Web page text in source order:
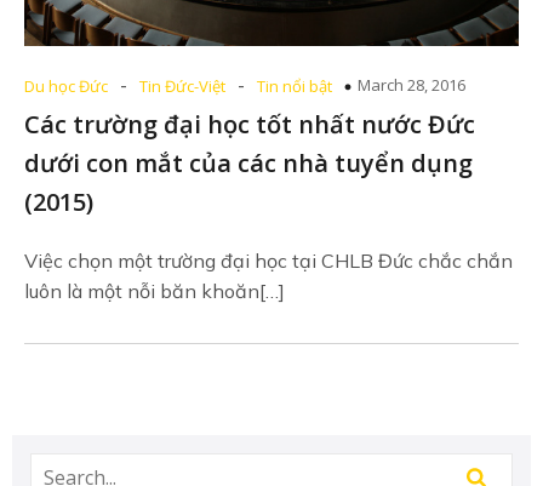
Du học Đức - Tin Đức-Việt - Tin nổi bật March 28, 2016
Các trường đại học tốt nhất nước Đức
dưới con mắt của các nhà tuyển dụng
(2015)
Việc chọn một trường đại học tại CHLB Đức chắc chắn
luôn là một nỗi băn khoăn[…]